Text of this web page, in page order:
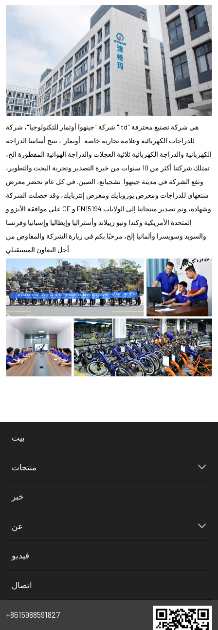
الدراجة والعلبة
الكرتونية)
شركة "جينهوا أوتمار للتكنولوجيا"، شركة "ltd" هي شركة تصنيع محترفة
للدراجات الكهربائية وعلامة تجارية خاصة "أوتمار"، تنتج أساسا الدراجة
الكهربائية والدراجة الكهربائية ثلاثية العجلات والدراجة الهوائية المقطورة الخ،
تمتلك شركتنا أكثر من 10 سنوات من خبرة التصدير وتجربة البحث والتطوير،
وتقع الشركة في مدينة جينهوا. تشجيانغ، الصين. في كل عام نحضر معرض
شنغهاي للدراجات ومعرض يوروبايك ومعرض إنتربايك، وقد حصلت الشركة
على موافقة الأيزو و CE و EN15194 وشهادة، وتم تصدير منتجاتنا إلى الولايات
المتحدة الأمريكية وكندا ونيو زييلاند وأستراليا وإيطاليا وإسبانيا وفرنسا
والسويد وسويسرا وألمانيا إلخ، مرحبًا بكم في زيارة الشركة والمفاوض من
أجل التعاون المستقبلي.
بيت
منتجات
خبر
عن
فيديو
اتصال
+8615988591827